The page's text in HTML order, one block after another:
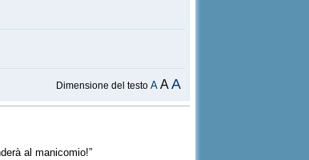
Dimensione del testoA AA
al manicomio!”